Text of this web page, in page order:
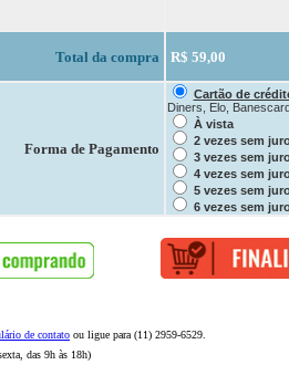
Total da compra R$ 59,00
Forma de Pagamento
Cartão de
Diners, Elo,
À vista
2 vezes sem
3 vezes sem
4 vezes sem
5 vezes sem
6 vezes sem
de contato ou ligue para (11) 2959-6529.
das 9h às 18h)